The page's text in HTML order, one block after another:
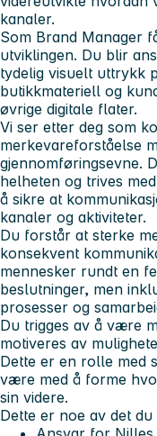
kanaler.
Som Brand Manager
utviklingen. Du blir
tydelig visuelt uttrykk
butikkmateriell og
øvrige digitale flater.
Vi ser etter deg som
merkevareforståelse
gjennomføringsevne.
helheten og trives
å sikre at
kanaler og aktiviteter.
Du forstår at sterke
konsekvent
mennesker rundt en
beslutninger, men
prosesser og
Du trigges av å være
motiveres av
Dette er en rolle med
være med å forme
sin videre.
Dette er noe av det